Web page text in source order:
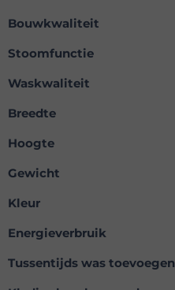
Bouwkwaliteit
Stoomfunctie
Waskwaliteit
Breedte
Hoogte
Gewicht
Kleur
Energieverbruik
Tussentijds was toevoegen